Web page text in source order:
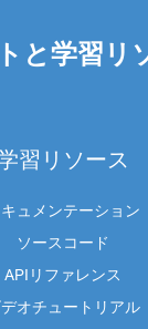
と学習リ
習リソース
キュメンテーション
ソースコード
APIリファレンス
デオチュートリアル